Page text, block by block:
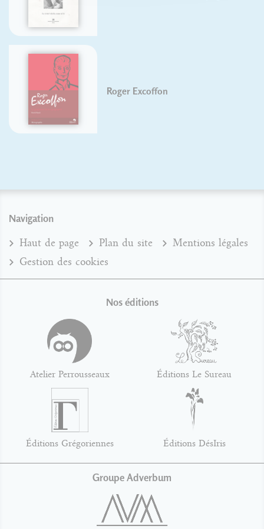
Roger Excoffon
Navigation
Haut de page Plan du site
Mentions légales
Gestion des cookies
Nos éditions
Atelier Perrousseaux Éditions Le Sureau
Éditions Grégoriennes Éditions DésIris
Groupe Adverbum